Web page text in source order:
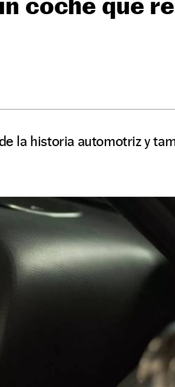
la historia automotriz y